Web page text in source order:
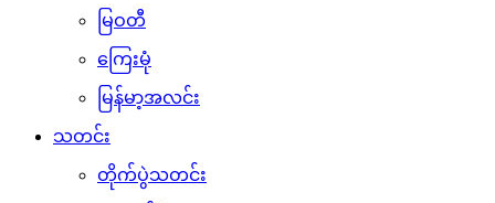
မြဝတီ
ကြေးမုံ
မြန်မာ့အလင်း
သတင်း
တိုက်ပွဲသတင်း